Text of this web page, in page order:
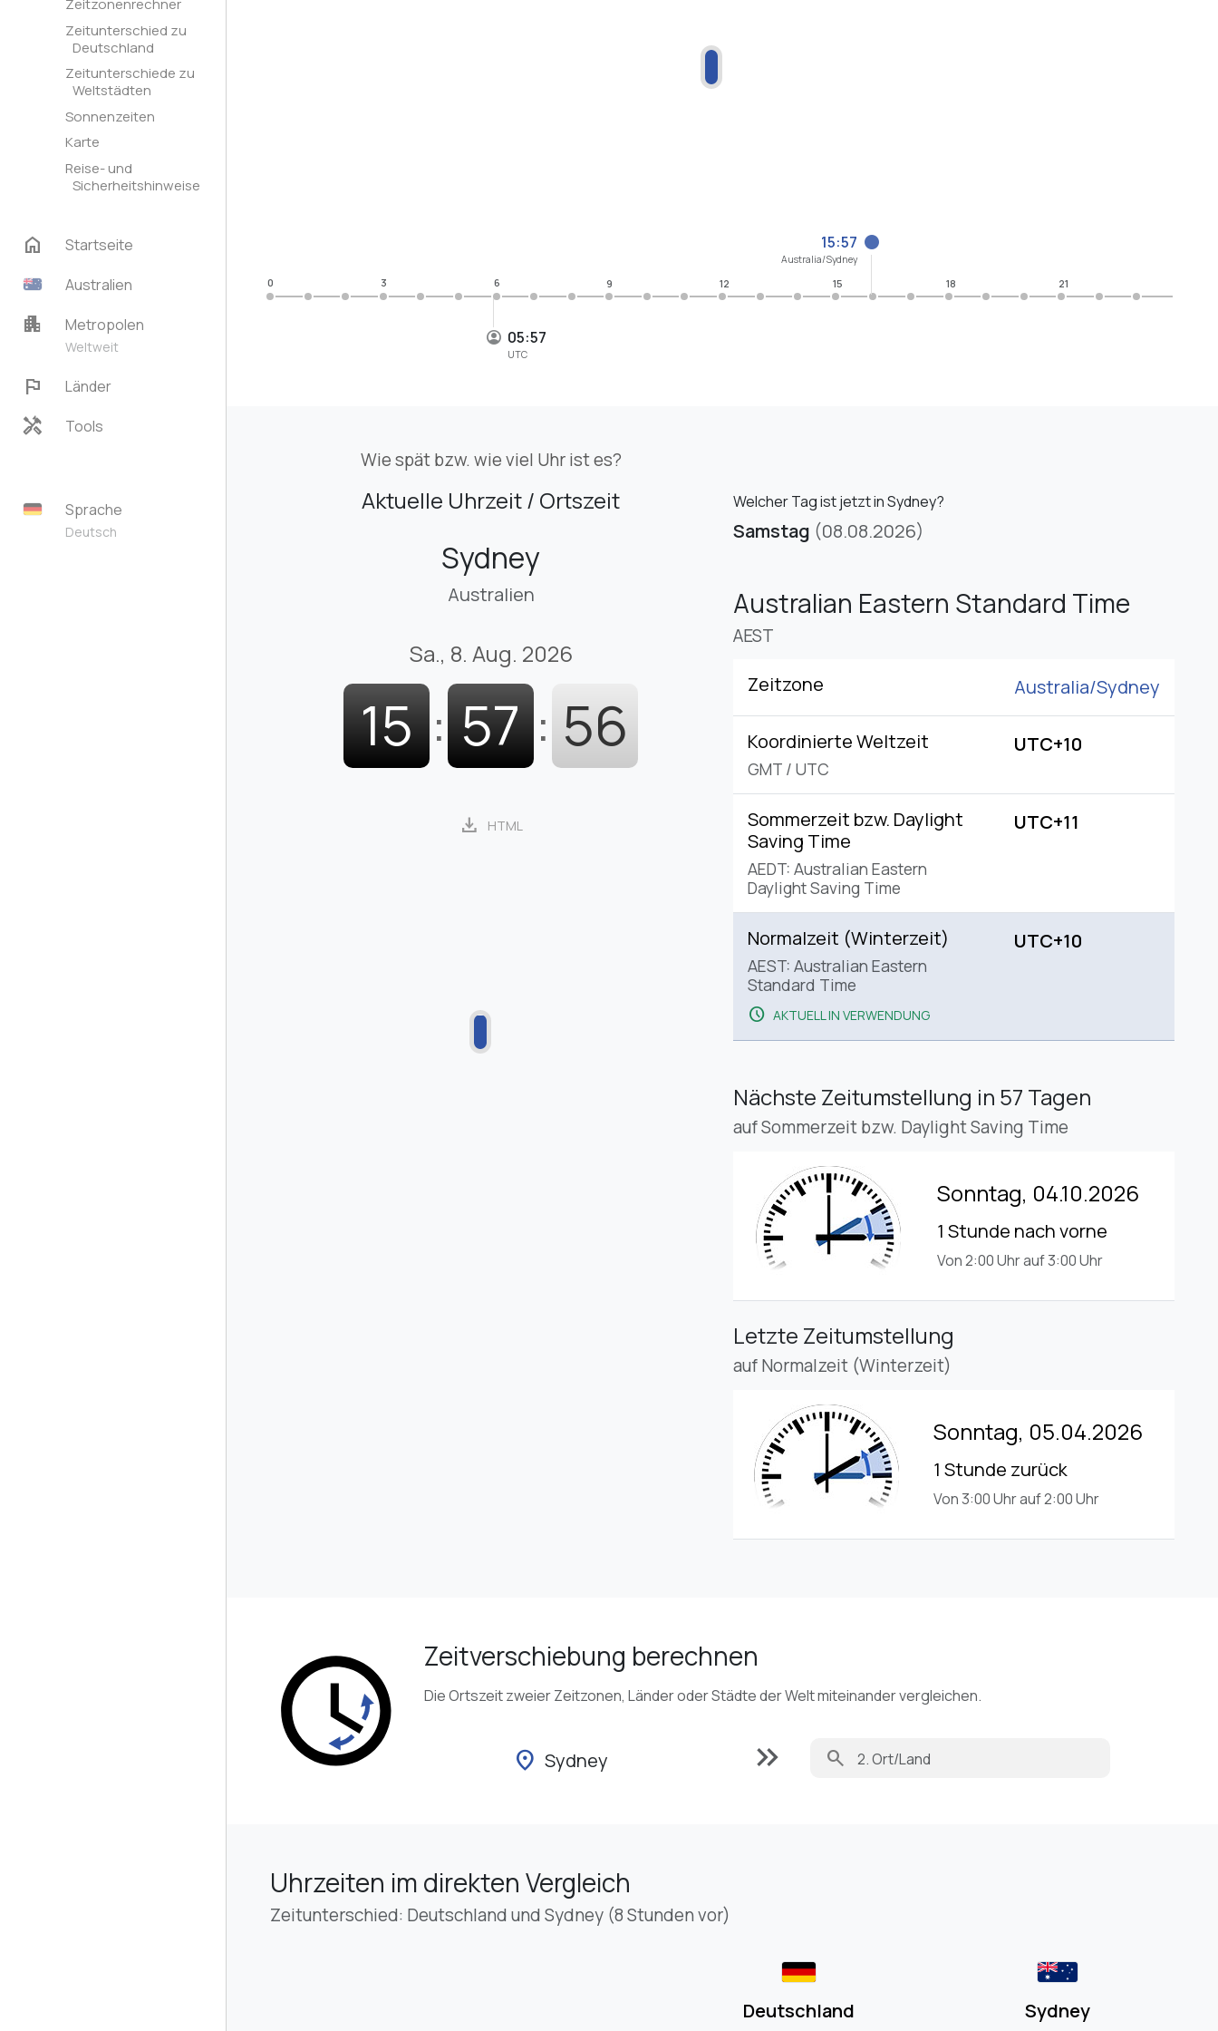
Zeitzonenrechner
Zeitunterschied zu
Deutschland
Zeitunterschiede zu
Weltstädten
Sonnenzeiten
Karte
Reise- und
Sicherheitshinweise
home
Startseite
Australien
apartment Metropolen
Weltweit
flag Länder
handyman Tools
Sprache
Deutsch
05:57
UTC
15:57
Australia/Sydney
0 3 6 9 12 15 18 21
Wie spät bzw. wie viel Uhr ist es?
Aktuelle Uhrzeit / Ortszeit
Sydney
Australien
Sa., 8. Aug. 2026
15 : 57 : 57
download HTML
Welcher Tag ist jetzt in Sydney?
Samstag (08.08.2026)
Australian Eastern Standard Time
AEST
Zeitzone Australia/Sydney
Koordinierte Weltzeit
GMT / UTC
UTC+10
Sommerzeit bzw. Daylight
Saving Time
AEDT: Australian Eastern
Daylight Saving Time
UTC+11
Normalzeit (Winterzeit)
AEST: Australian Eastern
Standard Time
schedule AKTUELL IN VERWENDUNG
UTC+10
Nächste Zeitumstellung in 57 Tagen
auf Sommerzeit bzw. Daylight Saving Time
Sonntag, 04.10.2026
1 Stunde nach vorne
Von 2:00 Uhr auf 3:00 Uhr
Letzte Zeitumstellung
auf Normalzeit (Winterzeit)
Sonntag, 05.04.2026
1 Stunde zurück
Von 3:00 Uhr auf 2:00 Uhr
Zeitverschiebung berechnen
Die Ortszeit zweier Zeitzonen, Länder oder Städte der Welt miteinander vergleichen.
location_on Sydney keyboard_double_arrow_right search
Uhrzeiten im direkten Vergleich
Zeitunterschied: Deutschland und Sydney (8 Stunden vor)
Deutschland Sydney